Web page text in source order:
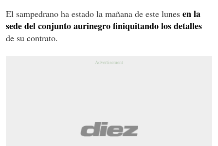
El sampedrano ha estado la mañana de este lunes en la
sede del conjunto aurinegro finiquitando los detalles
de su contrato.